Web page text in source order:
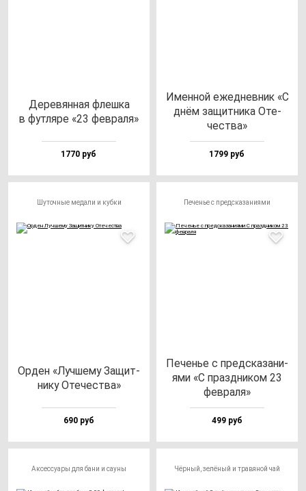
Дере­вян­ная флеш­ка
в фут­ля­ре «23 фев­ра­ля»
1770 руб
Имен­ной ежед­нев­ник «С
днём за­щит­ни­ка Оте­
чес­тва»
1799 руб
Шуточные медали и кубки
Орден «Луч­ше­му Защит­
ни­ку Оте­чес­тва»
690 руб
Печенье с предсказаниями
Печенье с пред­ска­за­ни­
ями «С праз­дни­ком 23
фев­ра­ля»
499 руб
Аксессуары для бани и сауны Чёрный, зелёный и травяной чай